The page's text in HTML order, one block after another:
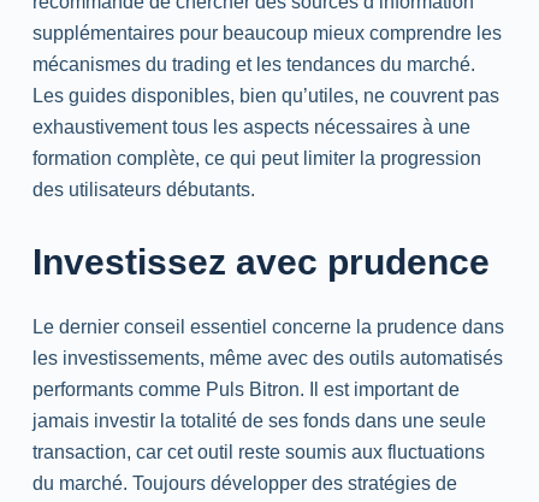
supplémentaires pour beaucoup mieux comprendre les
mécanismes du trading et les tendances du marché.
Les guides disponibles, bien qu’utiles, ne couvrent pas
exhaustivement tous les aspects nécessaires à une
formation complète, ce qui peut limiter la progression
des utilisateurs débutants.
Investissez avec prudence
Le dernier conseil essentiel concerne la prudence dans
les investissements, même avec des outils automatisés
performants comme Puls Bitron. Il est important de
jamais investir la totalité de ses fonds dans une seule
transaction, car cet outil reste soumis aux fluctuations
du marché. Toujours développer des stratégies de